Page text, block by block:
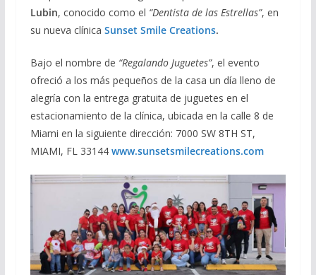
Lubin, conocido como el “Dentista de las Estrellas”, en
su nueva clínica Sunset Smile Creations.
Bajo el nombre de “Regalando Juguetes”, el evento
ofreció a los más pequeños de la casa un día lleno de
alegría con la entrega gratuita de juguetes en el
estacionamiento de la clínica, ubicada en la calle 8 de
Miami en la siguiente dirección: 7000 SW 8TH ST,
MIAMI, FL 33144 www.sunsetsmilecreations.com